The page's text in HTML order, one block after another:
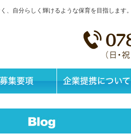
、自分らしく輝けるような保育を目指します。
募集要項 企業提携について